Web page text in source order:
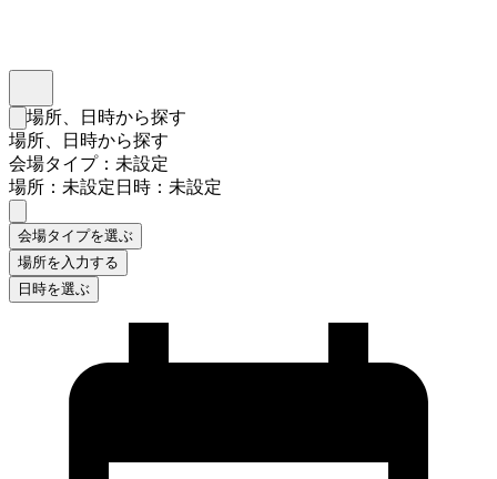
検索フォームを閉じる
場所、日時から探す
場所、日時から探す
会場タイプ：未設定
場所：未設定日時：未設定
会場タイプを選ぶ
場所を入力する
日時を選ぶ